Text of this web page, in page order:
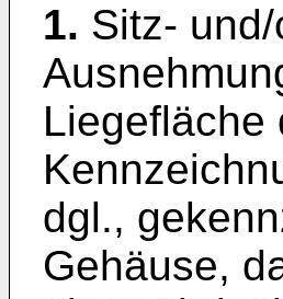
1. Sitz-
Liegefläche
dgl.,
Gehäuse,